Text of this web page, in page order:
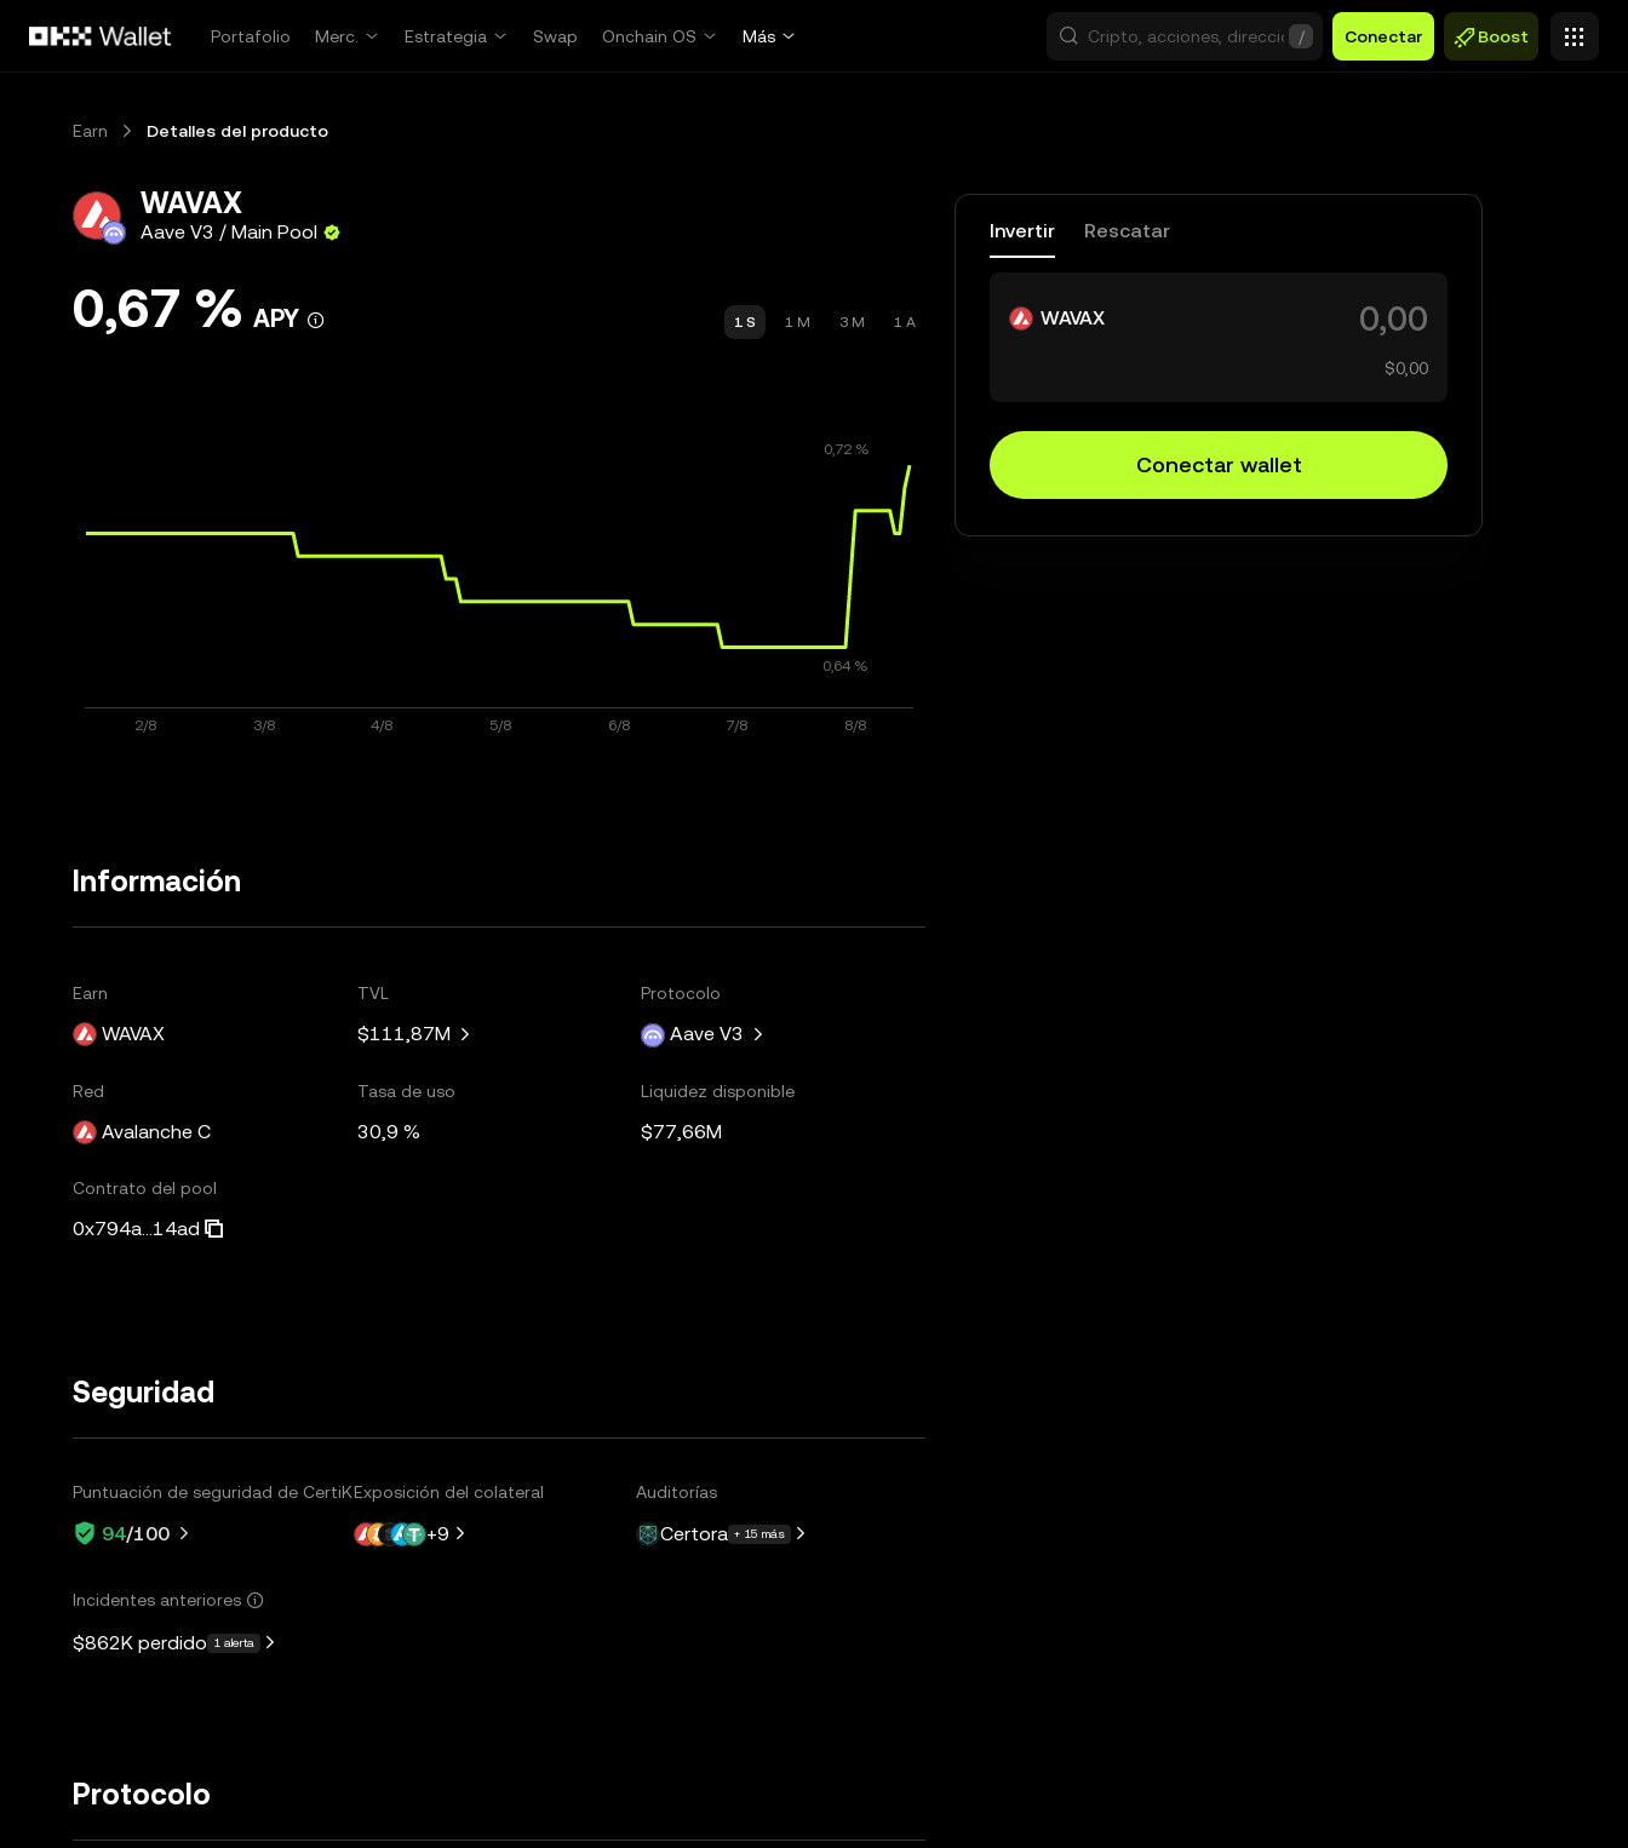
Portafolio
Merc. Estrategia Swap Onchain OS Más / Conectar Boost
Earn Detalles del producto
WAVAX
Aave V3 / Main Pool
0,67 % APY 1 S 1 M 3 M 1 A
Información
Earn
WAVAX
TVL
$111,87M
Protocolo
Aave V3
Red
Avalanche C
Tasa de uso
30,9 %
Liquidez disponible
$77,66M
Contrato del pool
0x794a...14ad
Seguridad
Puntuación de seguridad de CertiK
94/100
Exposición del colateral
+9
Auditorías
Certora + 15 más
Incidentes anteriores
$862K perdido 1 alerta
Protocolo
Invertir Rescatar
WAVAX
$0,00
Conectar wallet